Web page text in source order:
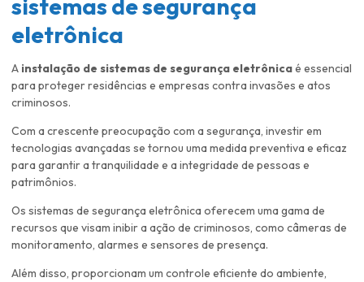
sistemas de segurança
eletrônica
A instalação de sistemas de segurança eletrônicaé essencial
para proteger residências e empresas contra invasões e atos
criminosos.
Com a crescente preocupação com a segurança, investir em
tecnologias avançadas se tornou uma medida preventiva e eficaz
para garantir a tranquilidade e a integridade de pessoas e
patrimônios.
Os sistemas de segurança eletrônica oferecem uma gama de
recursos que visam inibir a ação de criminosos, como câmeras de
monitoramento, alarmes e sensores de presença.
Além disso, proporcionam um controle eficiente do ambiente,